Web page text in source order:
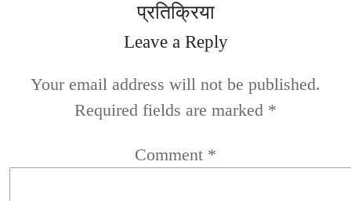
प्रतिक्रिया
Leave a Reply
Your email address will not be published.
Required fields are marked *
Comment *